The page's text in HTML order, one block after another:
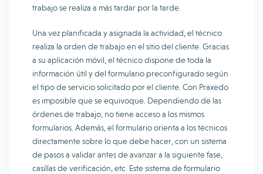
trabajo se realiza a más tardar por la tarde.
Una vez planificada y asignada la actividad, el técnico
realiza la orden de trabajo en el sitio del cliente. Gracias
a su aplicación móvil, el técnico dispone de toda la
información útil y del formulario preconfigurado según
el tipo de servicio solicitado por el cliente. Con Praxedo
es imposible que se equivoque. Dependiendo de las
órdenes de trabajo, no tiene acceso a los mismos
formularios. Además, el formulario orienta a los técnicos
directamente sobre lo que debe hacer, con un sistema
de pasos a validar antes de avanzar a la siguiente fase,
casillas de verificación, etc. Este sistema de formulario